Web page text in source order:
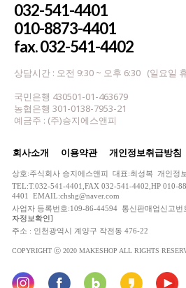
032-541-4401
010-8873-4401
fax. 032-541-4402
상담시간 : 오전 9:30 ~ 오후 6:30 (일요일
국민은행 430501-01-463679
농협은행 301-0138-7953-21
예금주 : (주)승지에스앤피
회사소개 이용약관 개인정보취급방침
상호:주식회사 승지에스앤피 대표:최성복 개인정
TEL:T.032-541-4401,FAX 032-541-4402,HP 010-
4401 EMAIL:chshg@naver.com
사업자 등록번호:109-86-44594 통신판매업신고번
자정보확인]
주소 : 인천광역시 계양구 작전동 476-22
COPYRIGHT ⓒ 2020 MAKESHOP ALL RIGHTS